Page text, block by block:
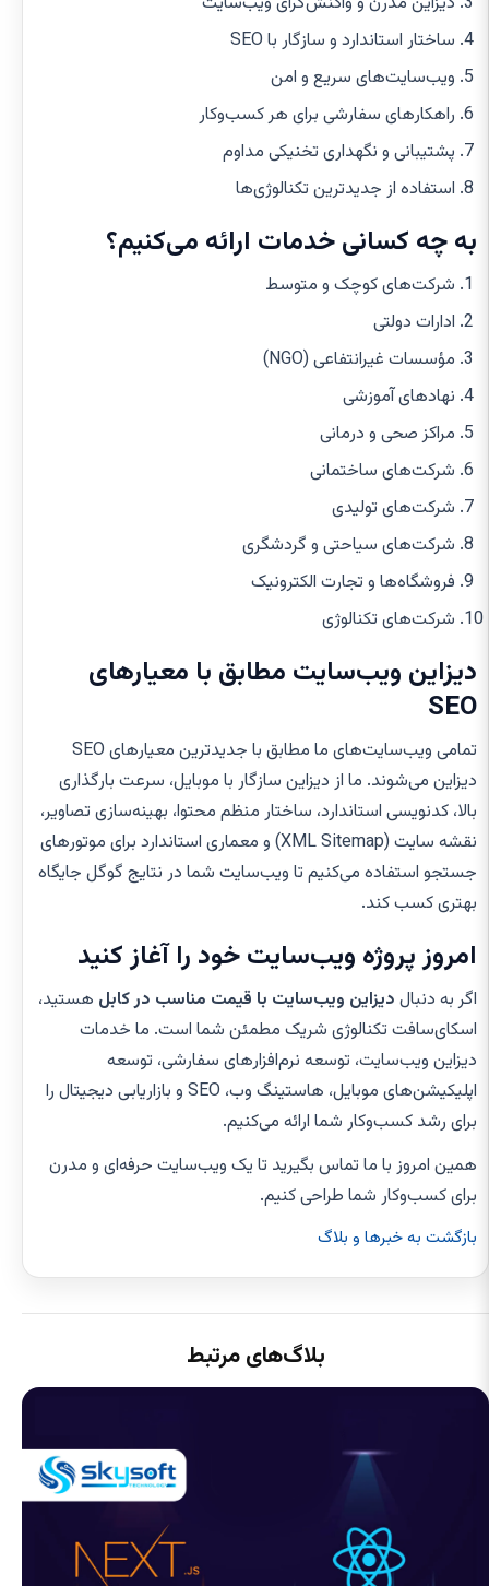
ساختار استاندارد و سازگار با SEO
ویب‌سایت‌های سریع و امن
راهکارهای سفارشی برای هر کسب‌وکار
پشتیبانی و نگهداری تخنیکی مداوم
استفاده از جدیدترین تکنالوژی‌ها
به چه کسانی خدمات ارائه می‌کنیم؟
شرکت‌های کوچک و متوسط
ادارات دولتی
مؤسسات غیرانتفاعی (NGO)
نهادهای آموزشی
مراکز صحی و درمانی
شرکت‌های ساختمانی
شرکت‌های تولیدی
شرکت‌های سیاحتی و گردشگری
فروشگاه‌ها و تجارت الکترونیک
شرکت‌های تکنالوژی
دیزاین ویب‌سایت مطابق با معیارهای
SEO
تمامی ویب‌سایت‌های ما مطابق با جدیدترین معیارهای SEO
دیزاین می‌شوند. ما از دیزاین سازگار با موبایل، سرعت بارگذاری
بالا، کدنویسی استاندارد، ساختار منظم محتوا، بهینه‌سازی تصاویر،
نقشه سایت (XML Sitemap) و معماری استاندارد برای موتورهای
جستجو استفاده می‌کنیم تا ویب‌سایت شما در نتایج گوگل جایگاه
بهتری کسب کند.
امروز پروژه ویب‌سایت خود را آغاز کنید
اگر به دنبال دیزاین ویب‌سایت با قیمت مناسب در کابل هستید،
اسکای‌سافت تکنالوژی شریک مطمئن شما است. ما خدمات
دیزاین ویب‌سایت، توسعه نرم‌افزارهای سفارشی، توسعه
اپلیکیشن‌های موبایل، هاستینگ وب، SEO و بازاریابی دیجیتال را
برای رشد کسب‌وکار شما ارائه می‌کنیم.
همین امروز با ما تماس بگیرید تا یک ویب‌سایت حرفه‌ای و مدرن
برای کسب‌وکار شما طراحی کنیم.
بازگشت به خبرها و بلاگ
بلاگ‌های مرتبط